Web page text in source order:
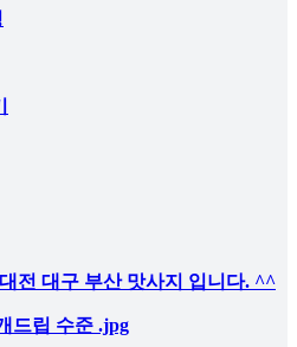
전 대구 부산 맛사지 입니다. ^^
드립 수준 .jpg